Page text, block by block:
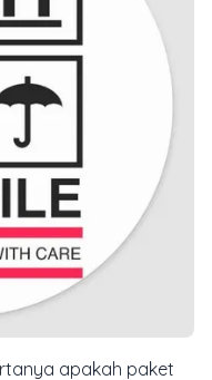
apakah paket